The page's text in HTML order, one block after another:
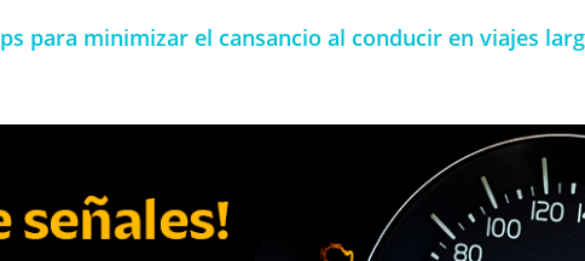
para minimizar el cansancio al conducir en viajes